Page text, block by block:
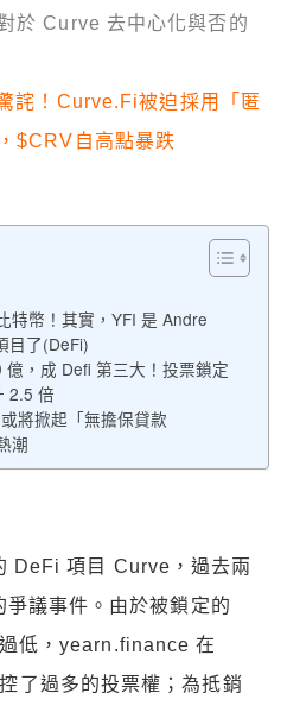
於 Curve 去中心化與否的
詫！Curve.Fi被迫採用「匿
$CRV自高點暴跌
特幣！其實，YFI 是 Andre
目了(DeFi)
，成 Defi 第三大！投票鎖定
2.5 倍
將掀起「無擔保貸款
潮
DeFi 項目 Curve，過去兩
爭議事件。由於被鎖定的
低，yearn.finance 在
了過多的投票權；為抵銷